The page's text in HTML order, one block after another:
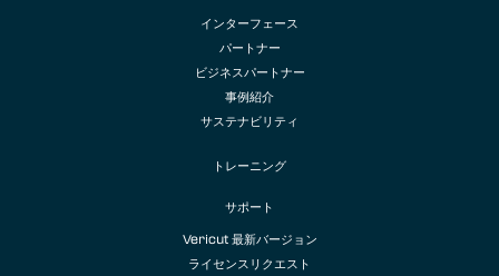
インターフェース
パートナー
ビジネスパートナー
事例紹介
サステナビリティ
トレーニング
サポート
Vericut 最新バージョン
ライセンスリクエスト